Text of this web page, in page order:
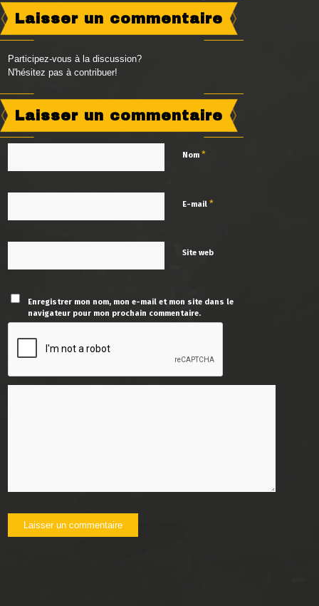
Laisser un commentaire
Participez-vous à la discussion?
N'hésitez pas à contribuer!
Laisser un commentaire
Nom*
E-mail*
Site web
Enregistrer mon nom, mon e-mail et mon site dans le
navigateur pour mon prochain commentaire.